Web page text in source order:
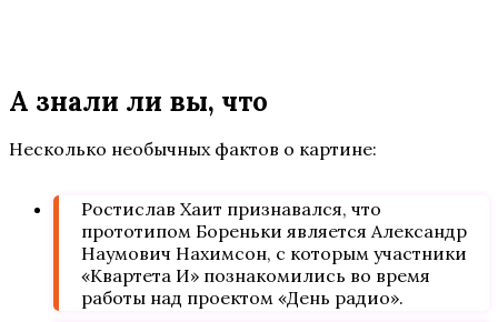
А знали ли вы, что
Несколько необычных фактов о картине:
Ростислав Хаит признавался, что
прототипом Бореньки является Александр
Наумович Нахимсон, с которым участники
«Квартета И» познакомились во время
работы над проектом «День радио».